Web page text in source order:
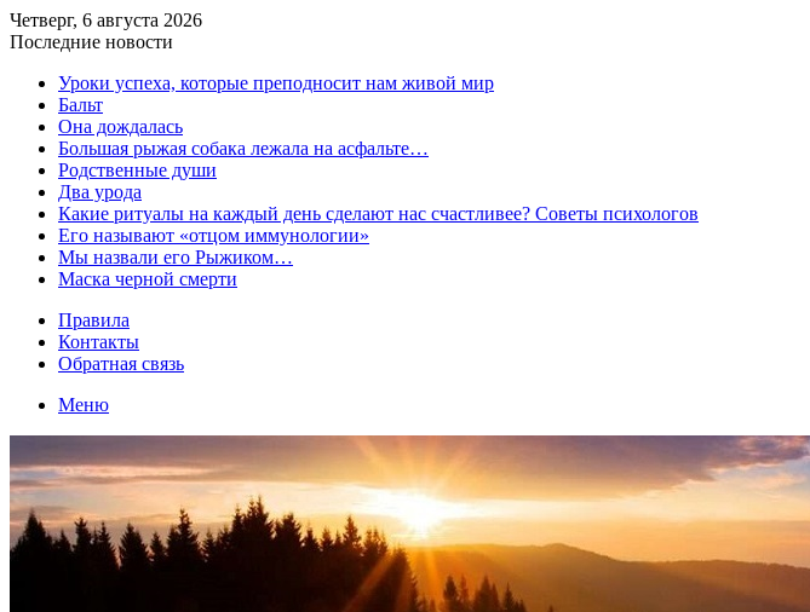
Четверг, 6 августа 2026
Последние новости
​Уроки успеха, которые преподносит нам живой мир
Бальт
Она дождалась
Большая рыжая собака лежала на асфальте…
Родственные души
Два урода
Какие ритуалы на каждый день сделают нас счастливее? Советы психологов
Его называют «отцом иммунологии»
Мы назвали его Рыжиком…
Маска черной смерти
Правила
Контакты
Обратная связь
Меню